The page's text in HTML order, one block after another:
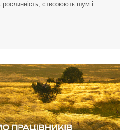
створюють шум і